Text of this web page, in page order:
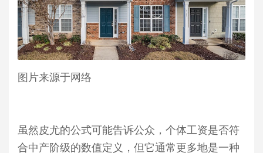
图片来源于网络
虽然皮尤的公式可能告诉公众，个体工资是否符
合中产阶级的数值定义，但它通常更多地是一种